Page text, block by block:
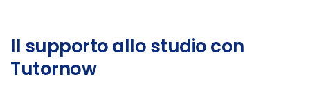
Il supporto allo studio con
Tutornow